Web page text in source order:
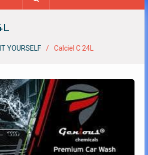
YOURSELF Calciel C 24L